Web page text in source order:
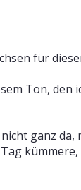
für
Ton, den
ganz da,